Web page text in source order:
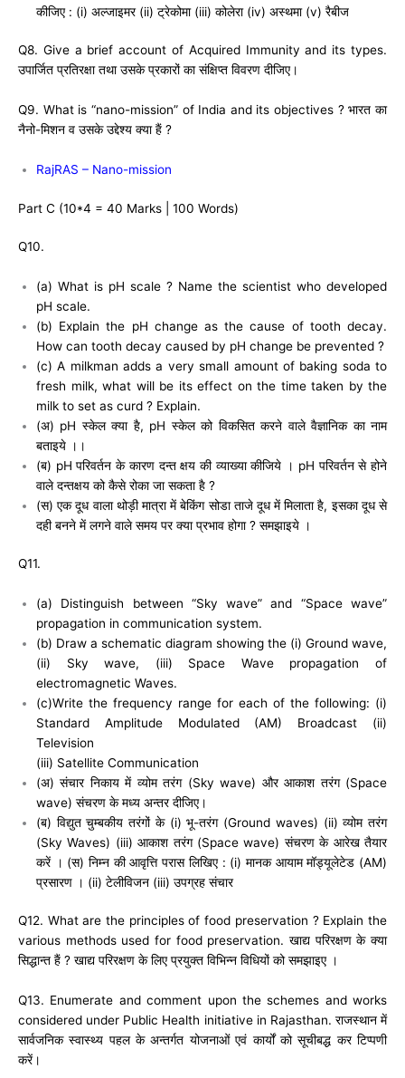
कीजिए : (i) अल्जाइमर (ii) ट्रेकोमा (iii) कोलेरा (iv) अस्थमा (v) रैबीज
Q8. Give a brief account of Acquired Immunity and its types.
उपार्जित प्रतिरक्षा तथा उसके प्रकारों का संक्षिप्त विवरण दीजिए।
Q9. What is “nano-mission” of India and its objectives ? भारत का
नैनो-मिशन व उसके उद्देश्य क्या हैं ?
RajRAS – Nano-mission
Part C (10*4 = 40 Marks | 100 Words)
Q10.
(a) What is pH scale ? Name the scientist who developed
pH scale.
(b) Explain the pH change as the cause of tooth decay.
How can tooth decay caused by pH change be prevented ?
(c) A milkman adds a very small amount of baking soda to
fresh milk, what will be its effect on the time taken by the
milk to set as curd ? Explain.
(अ) pH स्केल क्या है, pH स्केल को विकसित करने वाले वैज्ञानिक का नाम
बताइये ।।
(ब) pH परिवर्तन के कारण दन्त क्षय की व्याख्या कीजिये । pH परिवर्तन से होने
वाले दन्तक्षय को कैसे रोका जा सकता है ?
(स) एक दूध वाला थोड़ी मात्रा में बेकिंग सोडा ताजे दूध में मिलाता है, इसका दूध से
दही बनने में लगने वाले समय पर क्या प्रभाव होगा ? समझाइये ।
Q11.
(a) Distinguish between “Sky wave” and “Space wave”
propagation in communication system.
(b) Draw a schematic diagram showing the (i) Ground wave,
(ii) Sky wave, (iii) Space Wave propagation of
electromagnetic Waves.
(c)Write the frequency range for each of the following: (i)
Standard Amplitude Modulated (AM) Broadcast (ii)
Television
(iii) Satellite Communication
(अ) संचार निकाय में व्योम तरंग (Sky wave) और आकाश तरंग (Space
wave) संचरण के मध्य अन्तर दीजिए।
(ब) विद्युत चुम्बकीय तरंगों के (i) भू-तरंग (Ground waves) (ii) व्योम तरंग
(Sky Waves) (iii) आकाश तरंग (Space wave) संचरण के आरेख तैयार
करें । (स) निम्न की आवृत्ति परास लिखिए : (i) मानक आयाम मॉड्यूलेटेड (AM)
प्रसारण । (ii) टेलीविजन (iii) उपग्रह संचार
Q12. What are the principles of food preservation ? Explain the
various methods used for food preservation. खाद्य परिरक्षण के क्या
सिद्धान्त हैं ? खाद्य परिरक्षण के लिए प्रयुक्त विभिन्न विधियों को समझाइए ।
Q13. Enumerate and comment upon the schemes and works
considered under Public Health initiative in Rajasthan. राजस्थान में
सार्वजनिक स्वास्थ्य पहल के अन्तर्गत योजनाओं एवं कार्यों को सूचीबद्ध कर टिप्पणी
करें।